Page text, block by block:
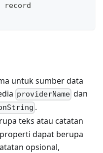
record
untuk sumber data
providerName dan
.
teks atau catatan
dapat berupa
opsional,